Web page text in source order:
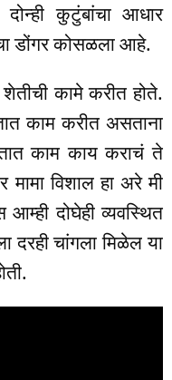
दोन्ही कुटुंबांचा आधार
डोंगर कोसळला आहे.
कामे करीत होते.
काम करीत असताना
काम काय कराचं ते
विशाल हा अरे मी
दोघेही व्यवस्थित
दरही चांगला मिळेल या